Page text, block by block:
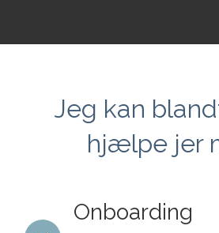
Jeg kan
hjælpe jer
Onboarding